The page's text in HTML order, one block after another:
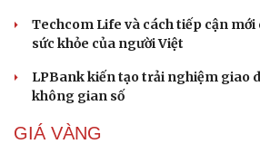
Hạt
Techcom Life và cách tiếp cận mới
sức khỏe của người Việt
LPBank kiến tạo trải nghiệm giao
không gian số
GIÁ VÀNG